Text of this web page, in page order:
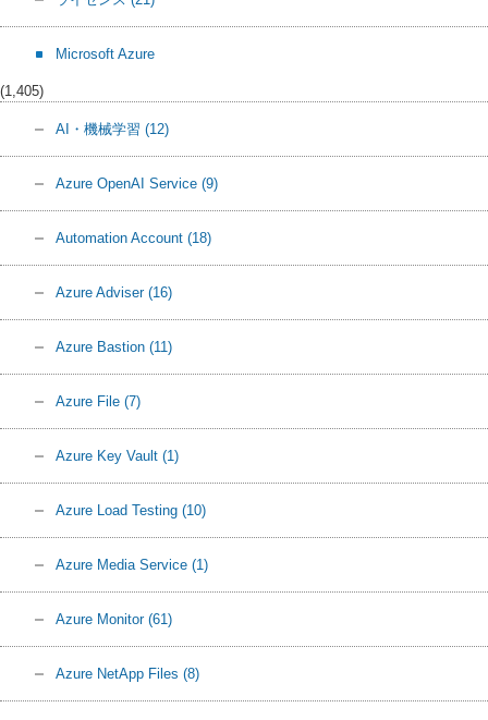
Microsoft Azure
(1,405)
AI・機械学習 (12)
Azure OpenAI Service (9)
Automation Account (18)
Azure Adviser (16)
Azure Bastion (11)
Azure File (7)
Azure Key Vault (1)
Azure Load Testing (10)
Azure Media Service (1)
Azure Monitor (61)
Azure NetApp Files (8)